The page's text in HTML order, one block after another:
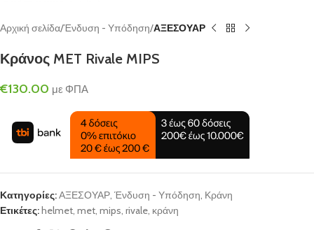
Αρχική σελίδα Ένδυση - Υπόδηση ΑΞΕΣΟΥΑΡ
Κράνος MET Rivale MIPS
€130.00 με ΦΠΑ
Κατηγορίες:ΑΞΕΣΟΥΑΡ, Ένδυση - Υπόδηση, Κράνη
Ετικέτες: helmet, met, mips, rivale, κράνη